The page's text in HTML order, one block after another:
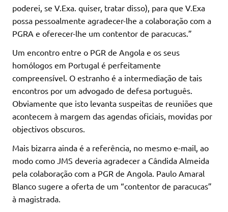
poderei, se V.Exa. quiser, tratar disso), para que V.Exa
possa pessoalmente agradecer-lhe a colaboração com a
PGRA e oferecer-lhe um contentor de paracucas.”
Um encontro entre o PGR de Angola e os seus
homólogos em Portugal é perfeitamente
compreensível. O estranho é a intermediação de tais
encontros por um advogado de defesa português.
Obviamente que isto levanta suspeitas de reuniões que
acontecem à margem das agendas oficiais, movidas por
objectivos obscuros.
Mais bizarra ainda é a referência, no mesmo e-mail, ao
modo como JMS deveria agradecer a Cândida Almeida
pela colaboração com a PGR de Angola. Paulo Amaral
Blanco sugere a oferta de um “contentor de paracucas”
à magistrada.